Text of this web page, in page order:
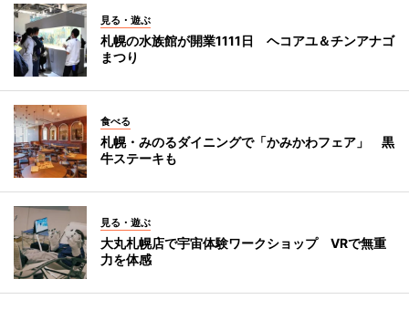
見る・遊ぶ
札幌の水族館が開業1111日 ヘコアユ＆チンアナゴ
まつり
食べる
札幌・みのるダイニングで「かみかわフェア」 黒
牛ステーキも
見る・遊ぶ
大丸札幌店で宇宙体験ワークショップ VRで無重
力を体感